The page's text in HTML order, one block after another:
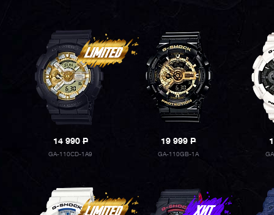
14 990P
GA-110CD-1A9
19 999P
GA-110GB-1A